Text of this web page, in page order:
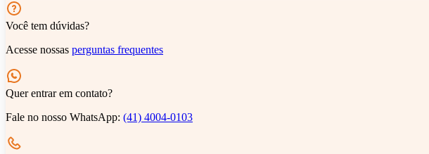
Você tem dúvidas?
Acesse nossas perguntas frequentes
Quer entrar em contato?
Fale no nosso WhatsApp: (41) 4004-0103